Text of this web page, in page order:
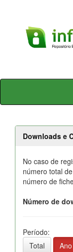
Skip
Downloads e
No caso de
número total
número de
Número de
Período:
Total
Ano